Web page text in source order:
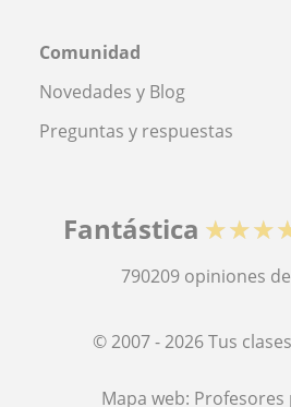
Comunidad
Novedades y Blog
Preguntas y respuestas
Fantástica
790209 opiniones
© 2007 - 2026 Tus
Mapa web: